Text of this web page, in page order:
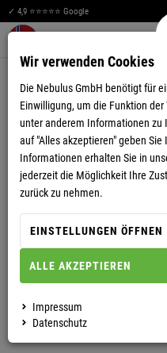
✓ 4,9 ⭐⭐⭐⭐⭐ Google
FLEECEJACKE
Wir verwenden Cookies
Die Nebulus GmbH benötigt für
Einwilligung, um die Funktion
unter anderem Informationen zu
auf "Alles akzeptieren" geben
Informationen erhalten Sie in
jederzeit die Möglichkeit Ihre
zurück zu nehmen.
EINSTELLUNGEN ÖFFNEN
ALLE AKZEPTIEREN
Impressum
Datenschutz